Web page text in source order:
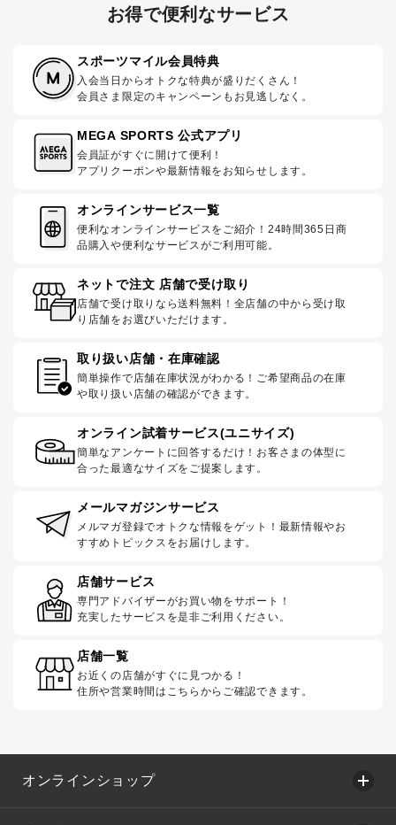
お得で便利なサービス
スポーツマイル会員特典
入会当日からオトクな特典が盛りだくさん！
会員さま限定のキャンペーンもお見逃しなく。
MEGA SPORTS 公式アプリ
会員証がすぐに開けて便利！
アプリクーポンや最新情報をお知らせします。
オンラインサービス一覧
便利なオンラインサービスをご紹介！24時間365日商
品購入や便利なサービスがご利用可能。
ネットで注文 店舗で受け取り
店舗で受け取りなら送料無料！全店舗の中から受け取
り店舗をお選びいただけます。
取り扱い店舗・在庫確認
簡単操作で店舗在庫状況がわかる！ご希望商品の在庫
や取り扱い店舗の確認ができます。
オンライン試着サービス(ユニサイズ)
簡単なアンケートに回答するだけ！お客さまの体型に
合った最適なサイズをご提案します。
メールマガジンサービス
メルマガ登録でオトクな情報をゲット！最新情報やお
すすめトピックスをお届けします。
店舗サービス
専門アドバイザーがお買い物をサポート！
充実したサービスを是非ご利用ください。
店舗一覧
お近くの店舗がすぐに見つかる！
住所や営業時間はこちらからご確認できます。
オンラインショップ